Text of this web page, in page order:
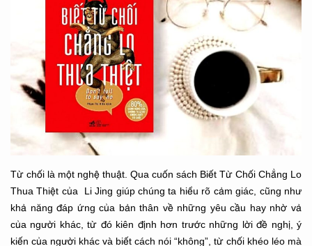
Từ chối là một nghệ thuật. Qua cuốn sách Biết Từ Chối Chẳng Lo
Thua Thiệt của Li Jing giúp chúng ta hiểu rõ cảm giác, cũng như
khả năng đáp ứng của bản thân về những yêu cầu hay nhờ vả
của người khác, từ đó kiên định hơn trước những lời đề nghị, ý
kiến của người khác và biết cách nói “không”, từ chối khéo léo mà